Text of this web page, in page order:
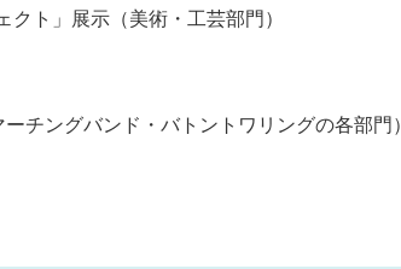
ト」展示（美術・工芸部門）
チングバンド・バトントワリングの各部門）